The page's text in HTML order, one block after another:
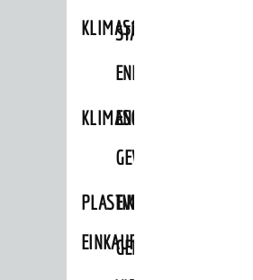
KLIMASCHUTZMASSNAHMEN
STÄDTISCHES
ENERGIEMANAGEMENT
KLIMASCHUTZKOMMISSION
ENERGIEKARAWANE
GEWERBE
PLASTIKTÜTENFREIE
EINKAUFSSTADT
EVENTS
GEMEINSAME